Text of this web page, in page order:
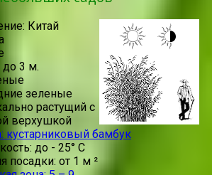
Китай
до 3 м.
зеленые
растущий с
верхушкой
кустарниковый бамбук
до - 25° C
посадки: от 1 м ²